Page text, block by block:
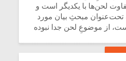
لحن‌ها با یکدیگر است و
تحت‌عنوان مبحثِ بیان مورد
از موضوعِ لحن جدا نبوده